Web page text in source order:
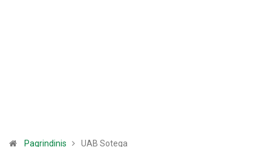
Pagrindinis UAB Sotega